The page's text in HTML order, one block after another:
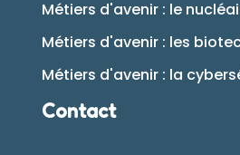
Métiers d'avenir : le
Métiers d'avenir : les
Métiers d'avenir : la
Contact